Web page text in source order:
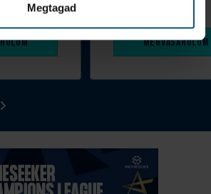
Megtagad
Megvásárolom